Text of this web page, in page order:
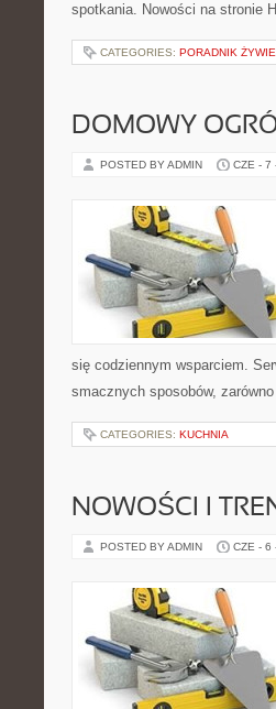
spotkania. Nowości na stronie
CATEGORIES: PORADNIK
DOMOWY
POSTED BY ADMIN CZE - 7
się codziennym wsparciem.
smacznych sposobów,
CATEGORIES: KUCHNIA
NOWOŚCI I
POSTED BY ADMIN CZE - 6